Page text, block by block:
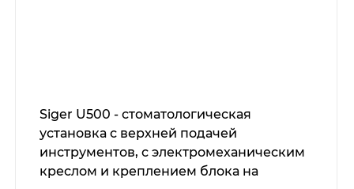
Siger U500 - стоматологическая
установка с верхней подачей
инструментов, с электромеханическим
креслом и креплением блока на